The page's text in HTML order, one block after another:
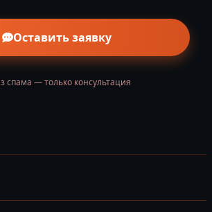
Оставить заявку
спама — только консультация